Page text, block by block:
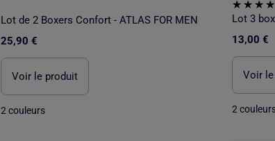
Lot de 2 Boxers Confort - ATLAS FOR MEN
25,90 €
Voir le produit
2 couleurs
Lot 3
13,00 €
Voir
2